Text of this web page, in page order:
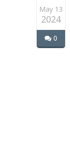
May 13
2024
0